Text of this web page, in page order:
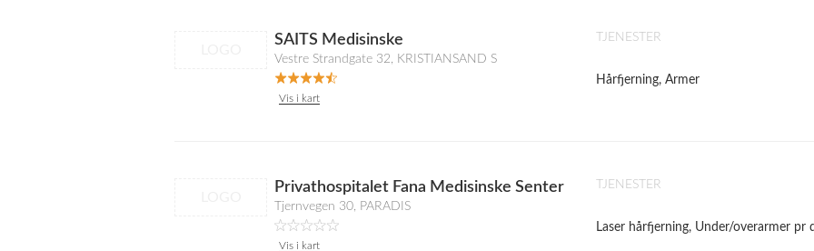
SAITS Medisinske
Vestre Strandgate 32, KRISTIANSAND S
Vis i kart
TJENESTER
Hårfjerning, Armer
Privathospitalet Fana Medisinske Senter
Tjernvegen 30, PARADIS
Vis i kart
TJENESTER
Laser hårfjerning, Under/overarmer pr